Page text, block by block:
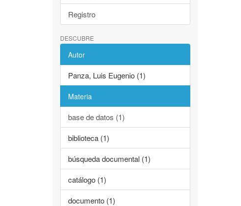
Registro
DESCUBRE
Autor
Panza, Luis Eugenio (1)
Materia
base de datos (1)
biblioteca (1)
búsqueda documental (1)
catálogo (1)
documento (1)